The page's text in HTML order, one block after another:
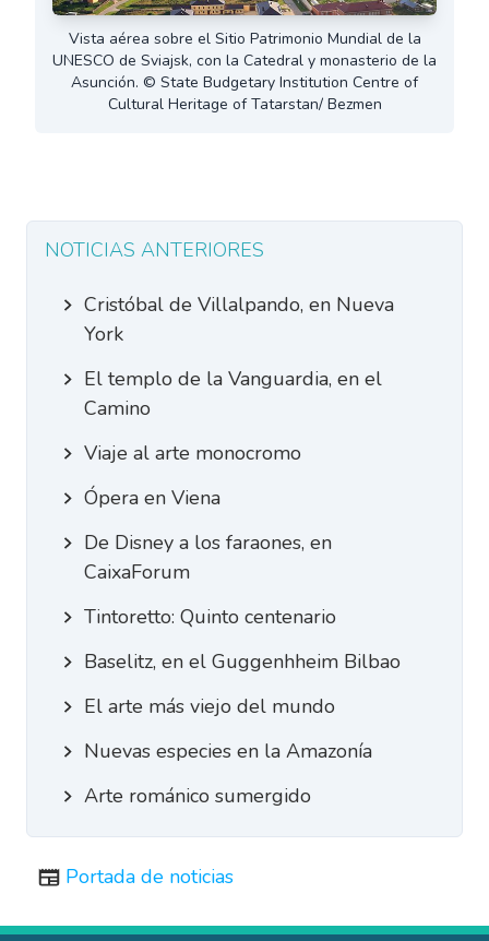
Vista aérea sobre el Sitio Patrimonio Mundial de la
UNESCO de Sviajsk, con la Catedral y monasterio de la
Asunción. © State Budgetary Institution Centre of
Cultural Heritage of Tatarstan/ Bezmen
NOTICIAS ANTERIORES
Cristóbal de Villalpando, en Nueva
York
El templo de la Vanguardia, en el
Camino
Viaje al arte monocromo
Ópera en Viena
De Disney a los faraones, en
CaixaForum
Tintoretto: Quinto centenario
Baselitz, en el Guggenhheim Bilbao
El arte más viejo del mundo
Nuevas especies en la Amazonía
Arte románico sumergido
Portada de noticias